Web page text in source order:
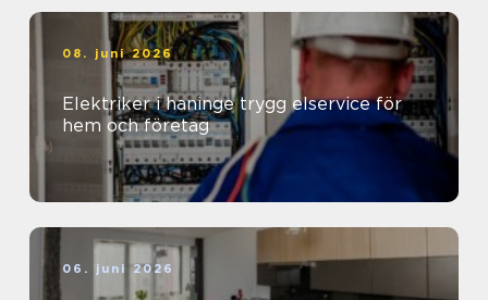
08. juni 2026
Elektriker i haninge trygg elservice för
hem och företag
06. juni 2026